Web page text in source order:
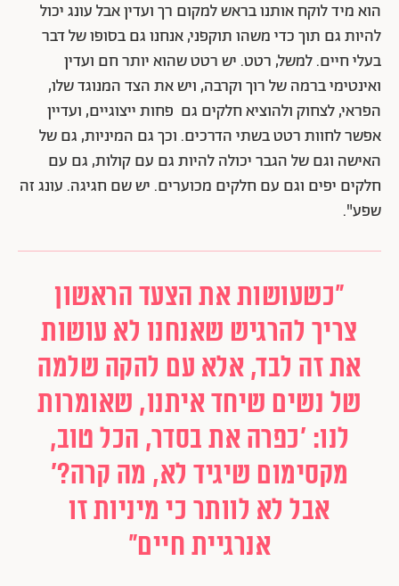
הוא מיד לוקח אותנו בראש למקום רך ועדין אבל עונג יכול
להיות גם תוך כדי משהו תוקפני, אנחנו גם בסופו של דבר
בעלי חיים. למשל, רטט. יש רטט שהוא יותר חם ועדין
ואינטימי ברמה של רוך וקרבה, ויש את הצד המנוגד שלו,
הפראי, לצחוק ולהוציא חלקים גם פחות ייצוגיים, ועדיין
אפשר לחוות רטט בשתי הדרכים. וכך גם המיניות, גם של
האישה וגם של הגבר יכולה להיות גם עם קולות, גם עם
חלקים יפים וגם עם חלקים מכוערים. יש שם חגיגה. עונג זה
שפע".
"כשעושות את הצעד הראשון
צריך להרגיש שאנחנו לא עושות
את זה לבד, אלא עם להקה שלמה
של נשים שיחד איתנו, שאומרות
לנו: 'כפרה את בסדר, הכל טוב,
מקסימום שיגיד לא, מה קרה?'
אבל לא לוותר כי מיניות זו
אנרגיית חיים"